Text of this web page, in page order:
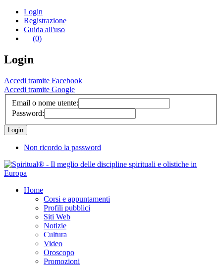
Login
Registrazione
Guida all'uso
(0)
Login
Accedi tramite Facebook
Accedi tramite Google
Email o nome utente:
Password:
Non ricordo la password
Home
Corsi e appuntamenti
Profili pubblici
Siti Web
Notizie
Cultura
Video
Oroscopo
Promozioni